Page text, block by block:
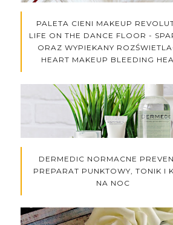
PALETA CIENI MAKEUP
LIFE ON THE DANCE FLOOR -
ORAZ WYPIEKANY
HEART MAKEUP BLEEDING
DERMEDIC NORMACNE
PREPARAT PUNKTOWY, TONIK I
NA NOC